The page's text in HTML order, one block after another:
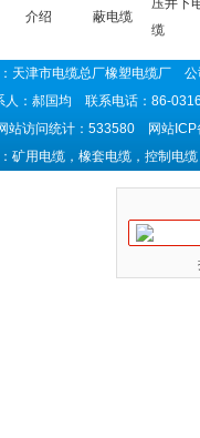
介绍
蔽电缆
压井下
缆
天津市电缆总厂橡塑电缆厂
人：郝国均 联系电话：86-
站访问统计：533580 网站ICP
矿用电缆，橡套电缆，控制电